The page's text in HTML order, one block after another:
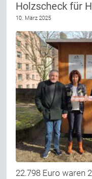
Holzscheck für
10. März 2025
22.798 Euro waren